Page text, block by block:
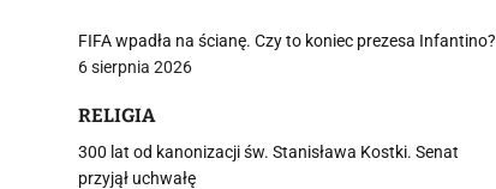
FIFA wpadła na ścianę. Czy to koniec prezesa Infantino?
6 sierpnia 2026
RELIGIA
300 lat od kanonizacji św. Stanisława Kostki. Senat
przyjął uchwałę